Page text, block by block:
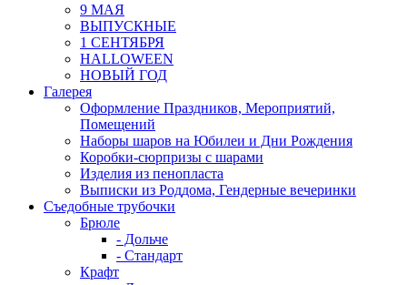
9 МАЯ
ВЫПУСКНЫЕ
1 СЕНТЯБРЯ
HALLOWEEN
НОВЫЙ ГОД
Галерея
Оформление Праздников, Мероприятий,
Помещений
Наборы шаров на Юбилеи и Дни Рождения
Коробки-сюрпризы с шарами
Изделия из пенопласта
Выписки из Роддома, Гендерные вечеринки
Съедобные трубочки
Брюле
- Дольче
- Стандарт
Крафт